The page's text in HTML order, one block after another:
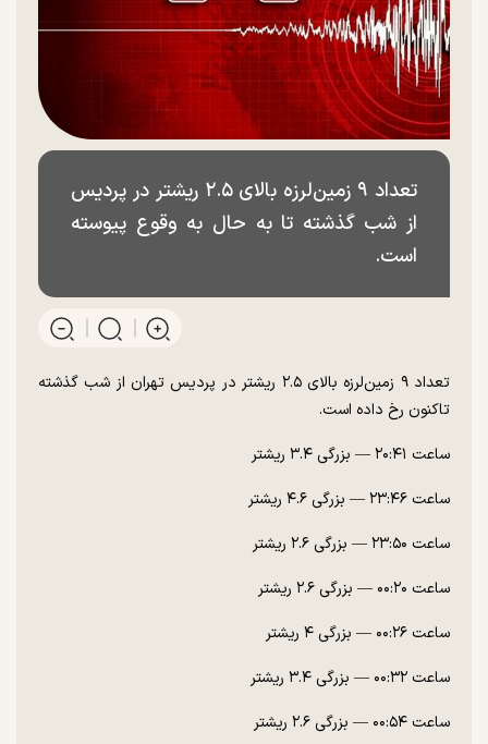
تعداد ۹ زمین‌لرزه بالای ۲.۵ ریشتر در پردیس
از شب گذشته تا به حال به وقوع پیوسته
است.
تعداد ۹ زمین‌لرزه بالای ۲.۵ ریشتر در پردیس تهران از شب گذشته
تاکنون رخ داده است.
ساعت ۲۰:۴۱ — بزرگی ۳.۴ ریشتر
ساعت ۲۳:۴۶ — بزرگی ۴.۶ ریشتر
ساعت ۲۳:۵۰ — بزرگی ۲.۶ ریشتر
ساعت ۰۰:۲۰ — بزرگی ۲.۶ ریشتر
ساعت ۰۰:۲۶ — بزرگی ۴ ریشتر
ساعت ۰۰:۳۲ — بزرگی ۳.۴ ریشتر
ساعت ۰۰:۵۴ — بزرگی ۲.۶ ریشتر